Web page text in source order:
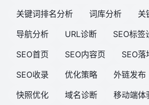
关键词排名分析
词库分析
关
导航分析
URL诊断 SEO标签
SEO首页
SEO内容页 SEO落
SEO收录
优化策略 外链发布
快照优化
域名诊断 移动端体